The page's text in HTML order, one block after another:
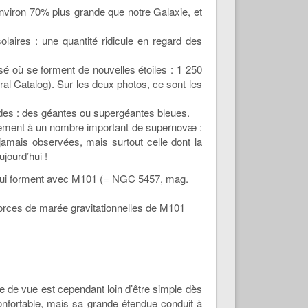
70% plus grande que notre Galaxie, et
: une quantité ridicule en regard des
où se forment de nouvelles étoiles : 1 250
Catalog). Sur les deux photos, ce sont les
: des géantes ou supergéantes bleues.
à un nombre important de supernovæ :
observées, mais surtout celle dont la
!
forment avec M101 (= NGC 5457, mag.
de marée gravitationnelles de M101
vue est cependant loin d’être simple dès
mais sa grande étendue conduit à